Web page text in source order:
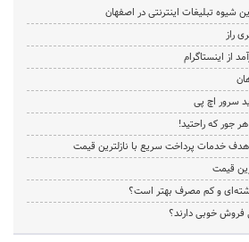
شیوه تبلیغات اینترنتی در اصفهان
راز
از اینستاگرام
جور که راحتید!
خدمات پرداخت سریع با نازلترین قیمت
قیمت
و کم مصرف بهتر است؟
خوبی دارند؟